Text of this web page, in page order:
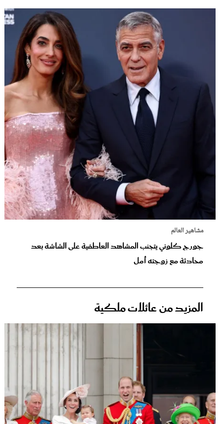
مشاهير العالم
جورج كلوني يتجنب المشاهد العاطفية على الشاشة بعد
محادثة مع زوجته أمل
المزيد من عائلات ملكية